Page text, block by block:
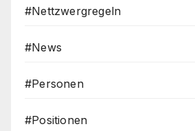
#Nettzwergregeln
#News
#Personen
#Positionen